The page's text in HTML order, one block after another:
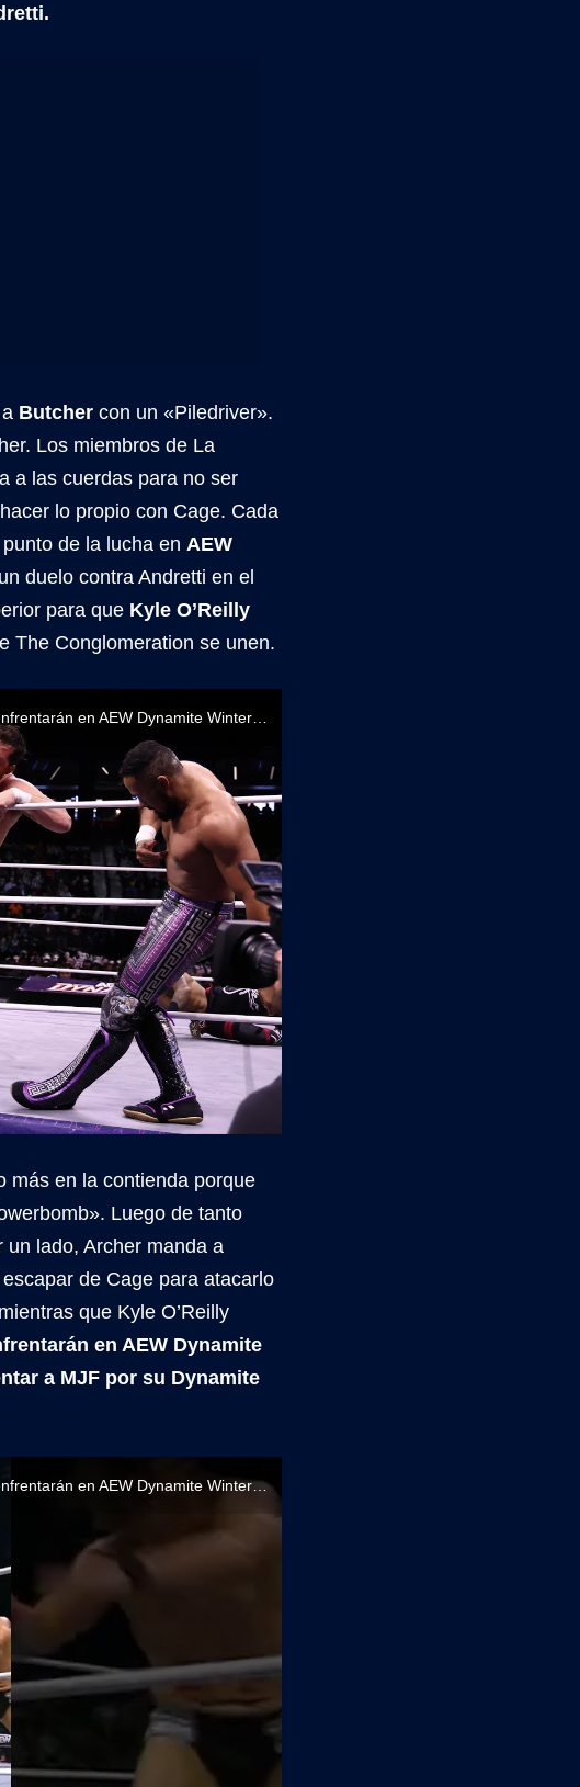
Butcher con un «Piledriver».
Los miembros de La
a las cuerdas para no ser
lo propio con Cage. Cada
de la lucha en AEW
duelo contra Andretti en el
para que Kyle O’Reilly
The Conglomeration se unen.
más en la contienda porque
Luego de tanto
un lado, Archer manda a
de Cage para atacarlo
que Kyle O’Reilly
en AEW Dynamite
a MJF por su Dynamite
Adam Cole y Kyle O'Reilly ganan el Dynamite Dozen Battle Royal y se enfrentarán en AEW Dynamite Winter Is Coming 2024